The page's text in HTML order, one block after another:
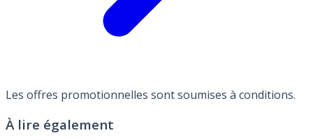
Les offres promotionnelles sont soumises à conditions.
À lire également